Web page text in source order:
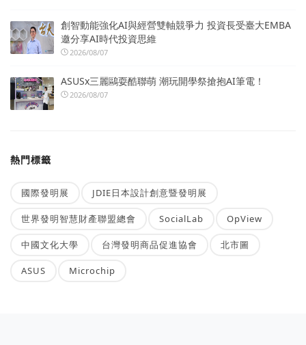
創智動能強化AI與經營雙軸競爭力 投資長受臺大EMBA
邀分享AI時代投資思維
2026/08/07
ASUSx三麗鷗耍酷聯萌 潮玩開學祭搶抱AI筆電！
2026/08/07
熱門標籤
國際發明展 JDIE日本設計創意暨發明展
世界發明智慧財產聯盟總會 SocialLab OpView
中國文化大學 台灣發明商品促進協會 北市圖
ASUS Microchip